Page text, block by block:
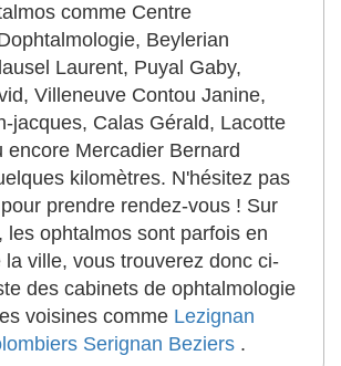
comme Centre
Beylerian
Laurent, Puyal Gaby,
Villeneuve Contou Janine,
jacques, Calas Gérald, Lacotte
encore Mercadier Bernard
kilomètres. N'hésitez pas
prendre rendez-vous ! Sur
les ophtalmos sont parfois en
la ville, vous trouverez donc ci-
des cabinets de ophtalmologie
voisines comme Lezignan
Serignan Beziers .